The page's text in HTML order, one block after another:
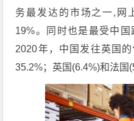
务最发达的市场之一,网
19%。同时也是最受中国
2020年，中国发往英国
35.2%；英国(6.4%)和法国